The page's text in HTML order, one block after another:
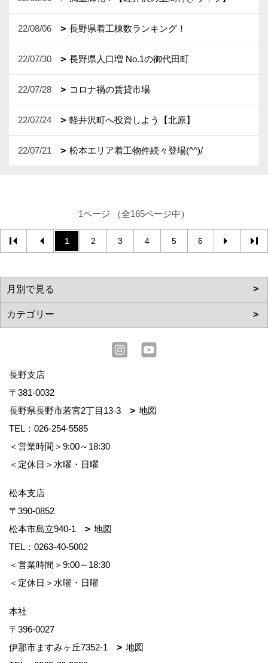
22/08/06 長野県着工棟数ランキング！
22/07/30 長野県人口増 No.1の御代田町
22/07/28 コロナ禍の賃貸市場
22/07/24 軽井沢町へ投資しよう【北原】
22/07/21 松本エリア着工物件続々登場(^^)/
1ページ （全165ページ中）
1 2 3 4 5 6
長野支店
〒381-0032
長野県長野市若宮2丁目13-3
地図
TEL： 026-254-5585
＜営業時間＞9:00～18:30
＜定休日＞水曜・日曜
松本支店
〒390-0852
松本市島立940-1
地図
TEL： 0263-40-5002
＜営業時間＞9:00～18:30
＜定休日＞水曜・日曜
本社
〒396-0027
伊那市ますみヶ丘7352-1
地図